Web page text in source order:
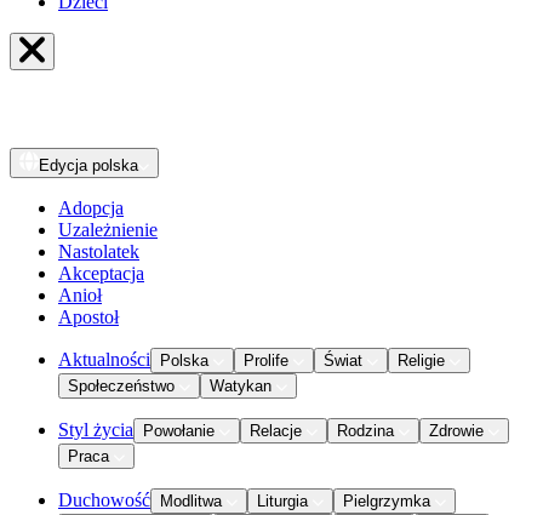
Edycja polska
Adopcja
Uzależnienie
Nastolatek
Akceptacja
Anioł
Apostoł
Aktualności Polska Prolife Świat
Religie
Społeczeństwo
Watykan
Styl życia Powołanie Relacje Rodzina
Zdrowie
Praca
Duchowość Modlitwa Liturgia
Pielgrzymka